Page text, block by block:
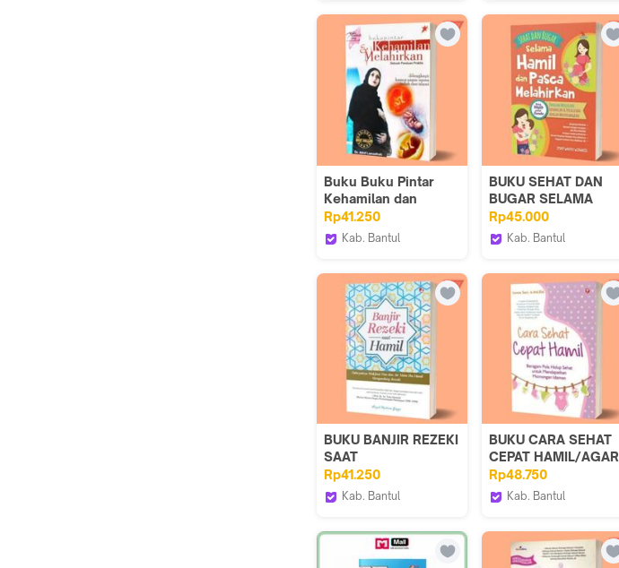
Buku Buku Pintar
Kehamilan dan
Melahirkan
Rp41.250
Kab. Bantul
BUKU SEHAT DAN
BUGAR SELAMA
HAMIL DAN PASCA
MELAHIRKAN
Rp45.000
Kab. Bantul
BUKU BANJIR REZEKI
SAAT
HAMIL/DAHSYATNYA
DOA IBU
HAMIL/DAHSYATNYA
Rp41.250
Kab. Bantul
BUKU CARA SEHAT
CEPAT HAMIL/AGAR
CEPAT
MENDAPATKAN
MOMONGAN/BUKU
KELUARGA
Rp48.750
Kab. Bantul